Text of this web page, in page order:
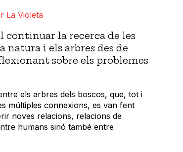
La Violeta
continuar la recerca de les
natura i els arbres des de
sobre els problemes
els arbres dels boscos, que, tot i
múltiples connexions, es van fent
noves relacions, relacions de
humans sinó també entre